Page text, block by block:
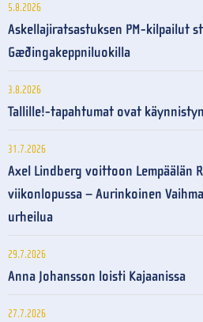
5.8.2026
Askellajiratsastuksen PM-kilpailut
Gæðingakeppniluokilla
3.8.2026
Tallille!-tapahtumat ovat
31.7.2026
Axel Lindberg voittoon Lempäälän
viikonlopussa – Aurinkoinen
urheilua
29.7.2026
Anna Johansson loisti Kajaanissa
27.7.2026